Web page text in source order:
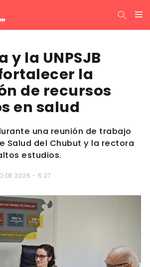
y la UNPSJB
la
de recursos
en salud
una reunión de trabajo
Salud del Chubut y la rectora
estudios.
DE 2025 - 5:27